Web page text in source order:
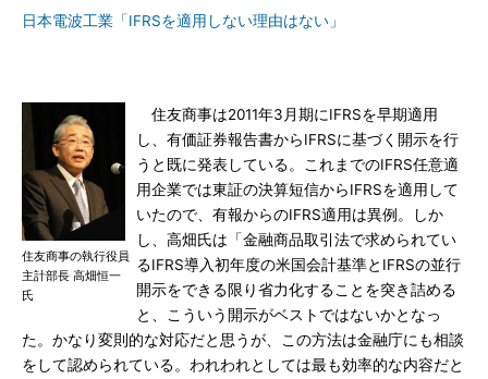
日本電波工業「IFRSを適用しない理由はない」
住友商事の執行役員
主計部長 高畑恒一
氏
住友商事は2011年3月期にIFRSを早期適用
し、有価証券報告書からIFRSに基づく開示を行
うと既に発表している。これまでのIFRS任意適
用企業では東証の決算短信からIFRSを適用して
いたので、有報からのIFRS適用は異例。しか
し、高畑氏は「金融商品取引法で求められてい
るIFRS導入初年度の米国会計基準とIFRSの並行
開示をできる限り省力化することを突き詰める
と、こういう開示がベストではないかとなっ
た。かなり変則的な対応だと思うが、この方法は金融庁にも相談
をして認められている。われわれとしては最も効率的な内容だと